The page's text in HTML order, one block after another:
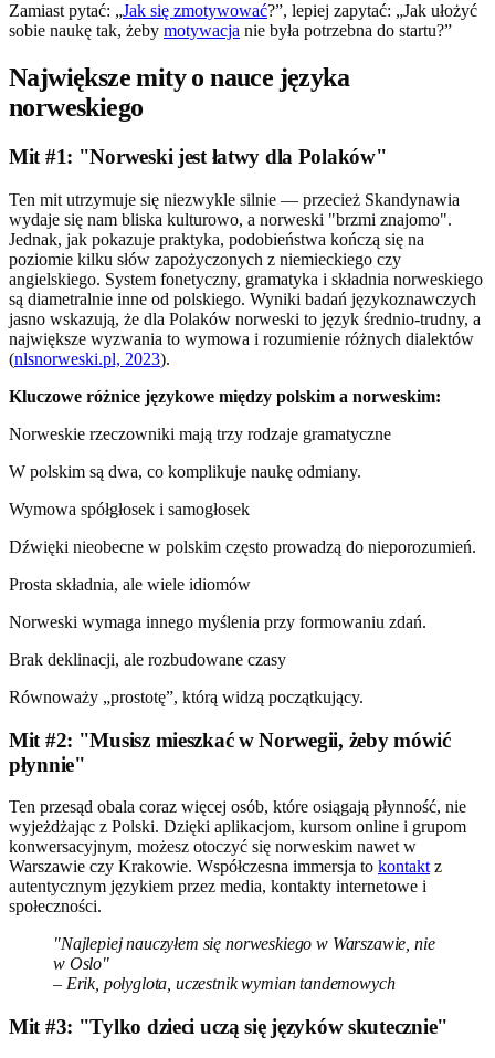
Zamiast pytać: „Jak się zmotywować?”, lepiej zapytać: „Jak ułożyć
sobie naukę tak, żeby motywacja nie była potrzebna do startu?”
Największe mity o nauce języka
norweskiego
Mit #1: "Norweski jest łatwy dla Polaków"
Ten mit utrzymuje się niezwykle silnie — przecież Skandynawia
wydaje się nam bliska kulturowo, a norweski "brzmi znajomo".
Jednak, jak pokazuje praktyka, podobieństwa kończą się na
poziomie kilku słów zapożyczonych z niemieckiego czy
angielskiego. System fonetyczny, gramatyka i składnia norweskiego
są diametralnie inne od polskiego. Wyniki badań językoznawczych
jasno wskazują, że dla Polaków norweski to język średnio-trudny, a
największe wyzwania to wymowa i rozumienie różnych dialektów
(nlsnorweski.pl, 2023).
Kluczowe różnice językowe między polskim a norweskim:
Norweskie rzeczowniki mają trzy rodzaje gramatyczne
W polskim są dwa, co komplikuje naukę odmiany.
Wymowa spółgłosek i samogłosek
Dźwięki nieobecne w polskim często prowadzą do nieporozumień.
Prosta składnia, ale wiele idiomów
Norweski wymaga innego myślenia przy formowaniu zdań.
Brak deklinacji, ale rozbudowane czasy
Równoważy „prostotę”, którą widzą początkujący.
Mit #2: "Musisz mieszkać w Norwegii, żeby mówić
płynnie"
Ten przesąd obala coraz więcej osób, które osiągają płynność, nie
wyjeżdżając z Polski. Dzięki aplikacjom, kursom online i grupom
konwersacyjnym, możesz otoczyć się norweskim nawet w
Warszawie czy Krakowie. Współczesna immersja to kontakt z
autentycznym językiem przez media, kontakty internetowe i
społeczności.
"Najlepiej nauczyłem się norweskiego w Warszawie, nie
w Oslo"
– Erik, polyglota, uczestnik wymian tandemowych
Mit #3: "Tylko dzieci uczą się języków skutecznie"